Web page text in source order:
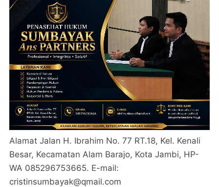
Alamat Jalan H. Ibrahim No. 77 RT.18, Kel. Kenali
Besar, Kecamatan Alam Barajo, Kota Jambi, HP-
WA 085296753665. E-mail:
cristinsumbayak@qmail.com